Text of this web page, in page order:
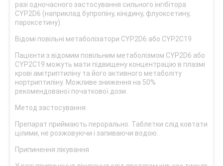
разі одночасного застосування сильного інгібітора
CYP2D6 (наприклад бупропіну, кінідину, флуоксетину,
пароксетину).
Відомі повільні метаболізатори CYP2D6 або CYP2C19
Пацієнти з відомим повільним метаболізмом CYP2D6 або
CYP2C19 можуть мати підвищену концентрацію в плазмі
крові амітриптиліну та його активного метаболіту
нортриптиліну. Можливе зниження на 50%
рекомендованої початкової дози.
Метод застосування
Препарат приймають перорально. Таблетки слід ковтати
цілими, не розжовуючи і запиваючи водою.
Припинення лікування